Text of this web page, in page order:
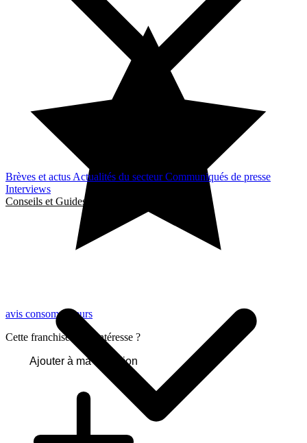
Brèves et actus Actualités du secteurCommuniqués de presse
Interviews
Conseils et Guides
avis consommateurs
Cette franchise vous intéresse ?
Ajouter à ma sélection